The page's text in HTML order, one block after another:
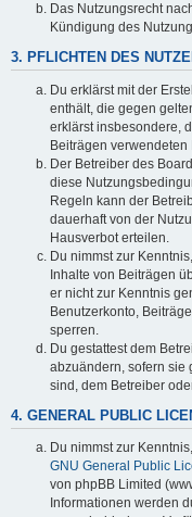
Das Nutzungsrecht
Kündigung des
3. PFLICHTEN DES
Du erklärst mit der
enthält, die gegen
erklärst insbesondere,
Beiträgen verwendeten
Der Betreiber des
diese
Regeln kann der
dauerhaft von der
Hausverbot erteilen.
Du nimmst zur
Inhalte von Beiträgen
er nicht zur Kenntnis
Benutzerkonto,
sperren.
Du gestattest dem
abzuändern, sofern sie
sind, dem Betreiber
4. GENERAL PUBLIC
Du nimmst zur
GNU General Public
von phpBB Limited
Informationen werden